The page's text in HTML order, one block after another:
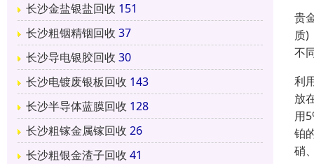
长沙金盐银盐回收 151
长沙粗铟精铟回收 37
长沙导电银胶回收 30
长沙电镀废银板回收 143
长沙半导体蓝膜回收 128
长沙粗镓金属镓回收 26
长沙粗银金渣子回收 41
贵
质)
不
利
放
用
铂
硝